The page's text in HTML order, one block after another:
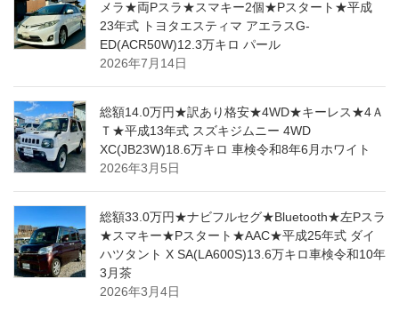
メラ★両Pスラ★スマキー2個★Pスタート★平成
23年式 トヨタエスティマ アエラスG-
ED(ACR50W)12.3万キロ パール
2026年7月14日
総額14.0万円★訳あり格安★4WD★キーレス★4Ａ
Ｔ★平成13年式 スズキジムニー 4WD
XC(JB23W)18.6万キロ 車検令和8年6月ホワイト
2026年3月5日
総額33.0万円★ナビフルセグ★Bluetooth★左Pスラ
★スマキー★Pスタート★AAC★平成25年式 ダイ
ハツタント X SA(LA600S)13.6万キロ車検令和10年
3月茶
2026年3月4日